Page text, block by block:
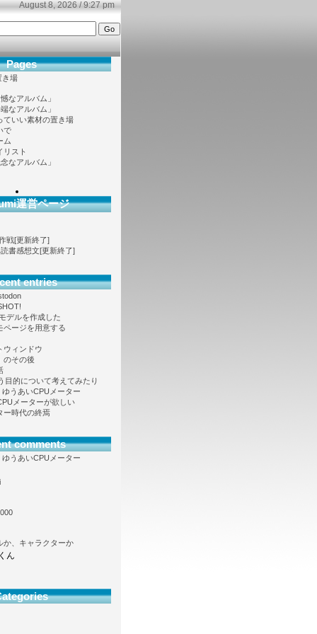
August 8, 2026 / 9:27 pm
Pages
き場
なアルバム」
なアルバム」
ていい素材の置き場
で
ム
リスト
なアルバム」
運営ページ
戦[更新終了]
書感想文[更新終了]
entries
デルを作成した
ページを用意する
ウィンドウ
のその後
目的について考えてみたり
うあいCPUメーター
メーターが欲しい
ー時代の終焉
comments
うあいCPUメーター
か、キャラクターか
ん